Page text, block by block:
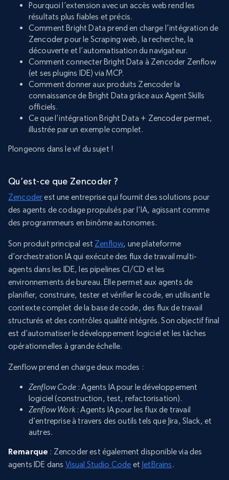
Pourquoi l’extension avec un accès web rend les
résultats plus fiables et précis.
Comment Bright Data prend en charge l’intégration de
Zencoder pour le Scraping web, la recherche, la
découverte et l’automatisation du navigateur.
Comment connecter Bright Data à Zencoder Zenflow
(et ses plugins IDE) via MCP.
Comment donner aux produits Zencoder la
connaissance de Bright Data grâce aux Agent Skills
officiels.
Ce que l’intégration Bright Data + Zencoder permet,
illustrée par un exemple complet.
Plongeons dans le vif du sujet !
Qu’est-ce que Zencoder ?
Zencoderest une entreprise qui fournit des solutions pour
des agents de codage propulsés par l’IA, agissant comme
des programmeurs en binôme autonomes.
Son produit principal est Zenflow, une plateforme
d’orchestration IA qui exécute des flux de travail multi-
agents dans les IDE, les pipelines CI/CD et les
environnements de bureau. Elle permet aux agents de
planifier, construire, tester et vérifier le code, en utilisant le
contexte complet de la base de code, des flux de travail
structurés et des contrôles qualité intégrés. Son objectif final
est d’automatiser le développement logiciel et les tâches
opérationnelles à grande échelle.
Zenflow prend en charge deux modes :
Zenflow Code: Agents IA pour le développement
logiciel (construction, test, refactorisation).
Zenflow Work: Agents IA pour les flux de travail
d’entreprise à travers des outils tels que Jira, Slack, et
autres.
Remarque : Zencoder est également disponible via des
agents IDE dans Visual Studio Code et JetBrains .